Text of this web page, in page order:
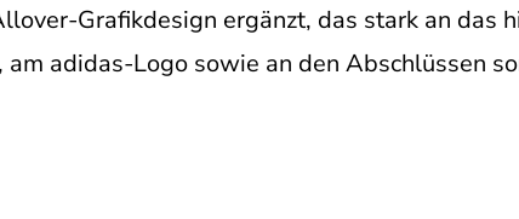
Grafikdesign ergänzt, das stark an das
adidas-Logo sowie an den Abschlüssen